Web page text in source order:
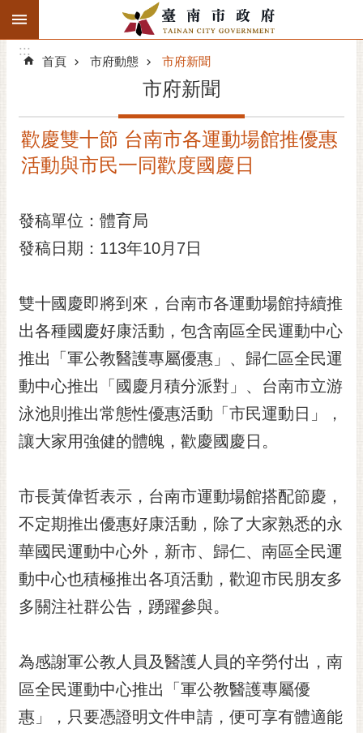
跳到主要內容區塊
搜
階
精彩府城
市府團隊
主題服務
市政資訊
市民互動
黃
偉
哲
螢
花
泉
桐
花
祭
網
導
覽
訂
閱
:::
:::
首頁 市府動態 市府新聞
市府新聞
歡慶雙十節 台南市各運動場館推優惠
活動與市民一同歡度國慶日
發稿單位：體育局
發稿日期：113年10月7日
雙十國慶即將到來，台南市各運動場館持續推
出各種國慶好康活動，包含南區全民運動中心
推出「軍公教醫護專屬優惠」、歸仁區全民運
動中心推出「國慶月積分派對」、台南市立游
泳池則推出常態性優惠活動「市民運動日」，
讓大家用強健的體魄，歡慶國慶日。
市長黃偉哲表示，台南市運動場館搭配節慶，
不定期推出優惠好康活動，除了大家熟悉的永
華國民運動中心外，新市、歸仁、南區全民運
動中心也積極推出各項活動，歡迎市民朋友多
多關注社群公告，踴躍參與。
為感謝軍公教人員及醫護人員的辛勞付出，南
區全民運動中心推出「軍公教醫護專屬優
惠」，只要憑證明文件申請，便可享有體適能